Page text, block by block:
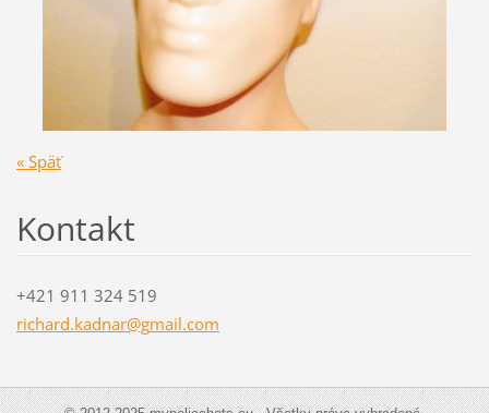
« Späť
Kontakt
+421 911 324 519
richard.kadnar@gmail.com